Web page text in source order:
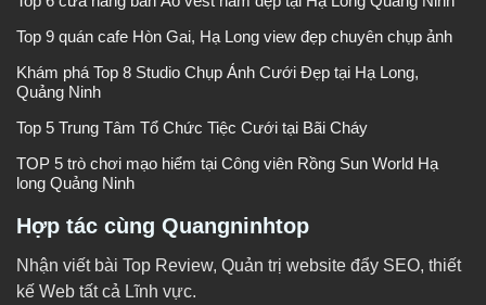
Top 9 quán cafe Hòn Gai, Hạ Long view đẹp chuyên chụp ảnh
Khám phá Top 8 Studio Chụp Ảnh Cưới Đẹp tại Hạ Long,
Quảng Ninh
Top 5 Trung Tâm Tổ Chức Tiệc Cưới tại Bãi Cháy
TOP 5 trò chơi mạo hiểm tại Công viên Rồng Sun World Hạ
long Quảng Ninh
Hợp tác cùng Quangninhtop
Nhận viết bài Top Review, Quản trị website đẩy SEO, thiết
kế Web tất cả Lĩnh vực.